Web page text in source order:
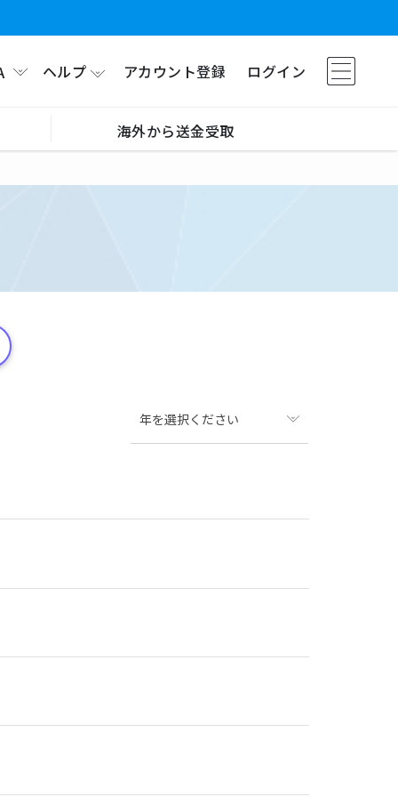
ヘルプ アカウント登録 ログイン
海外から送金受取
年を選択ください